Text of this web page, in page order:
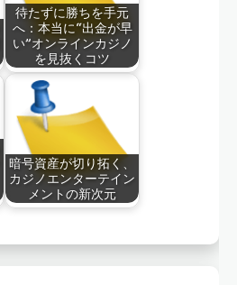
待たずに勝ちを手元
へ：本当に“出金が早
い”オンラインカジノ
を見抜くコツ
暗号資産が切り拓く、
カジノエンターテイン
メントの新次元